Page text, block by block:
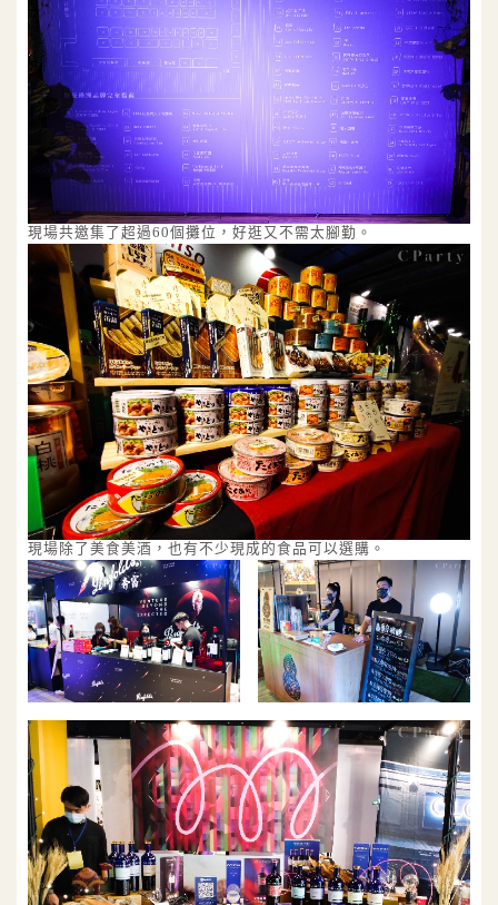
現場共邀集了超過60個攤位，好逛又不需太腳勤。
現場除了美食美酒，也有不少現成的食品可以選購。